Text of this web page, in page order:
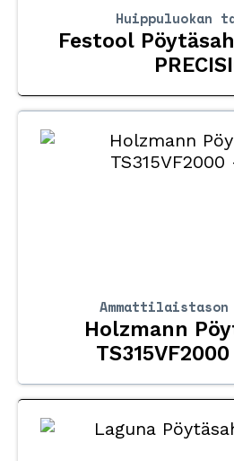
Huippuluokan
Festool
Holzmann